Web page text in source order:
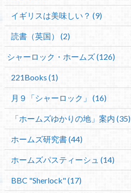
イギリスは美味しい？ (9)
読書（英国） (2)
シャーロック・ホームズ (126)
221Books (1)
月９「シャーロック」 (16)
「ホームズゆかりの地」案内 (35)
ホームズ研究書 (44)
ホームズパスティーシュ (14)
BBC "Sherlock" (17)